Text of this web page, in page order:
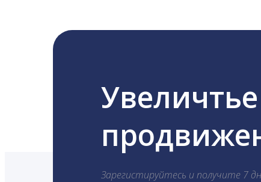
Зарегистируйтесь и получите 7